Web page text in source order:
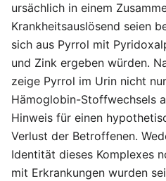
ursächlich in einem
Krankheitsauslösend seien
sich aus Pyrrol mit
und Zink ergeben würden.
zeige Pyrrol im Urin nicht
Hämoglobin-Stoffwechsels
Hinweis für einen
Verlust der Betroffenen.
Identität dieses Komplexes
mit Erkrankungen wurden